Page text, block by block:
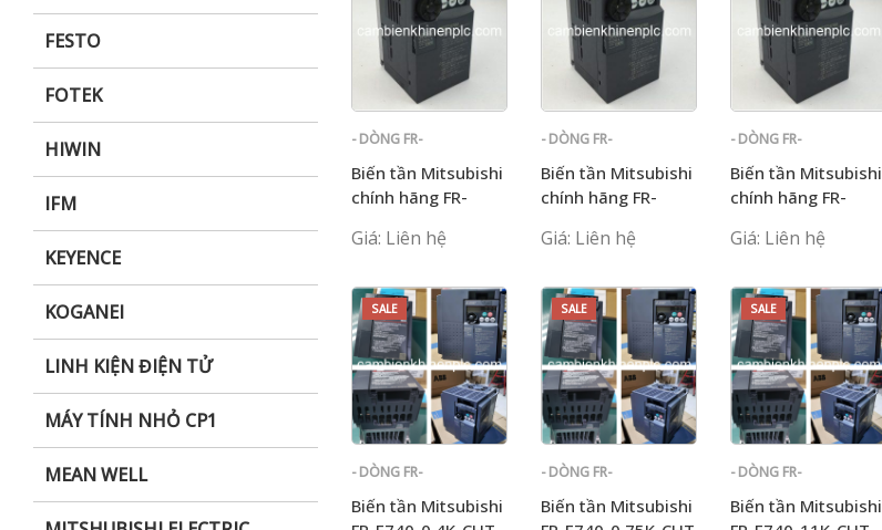
FESTO
FOTEK
HIWIN
IFM
KEYENCE
KOGANEI
LINH KIỆN ĐIỆN TỬ
MÁY TÍNH NHỎ CP1
MEAN WELL
- DÒNG FR-
Biến tần Mitsubishi
chính hãng FR-
Giá: Liên hệ
- DÒNG FR-
Biến tần Mitsubishi
chính hãng FR-
Giá: Liên hệ
- DÒNG FR-
Biến tần Mitsubishi
chính hãng FR-
Giá: Liên hệ
SALE
- DÒNG FR-
Biến tần Mitsubishi
SALE
- DÒNG FR-
Biến tần Mitsubishi
SALE
- DÒNG FR-
Biến tần Mitsubishi